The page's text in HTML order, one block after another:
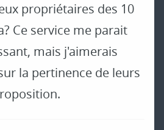
propriétaires des 10
Ce service me parait
mais j'aimerais
la pertinence de leurs